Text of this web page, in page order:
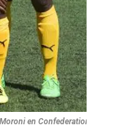
en Confederation Cup